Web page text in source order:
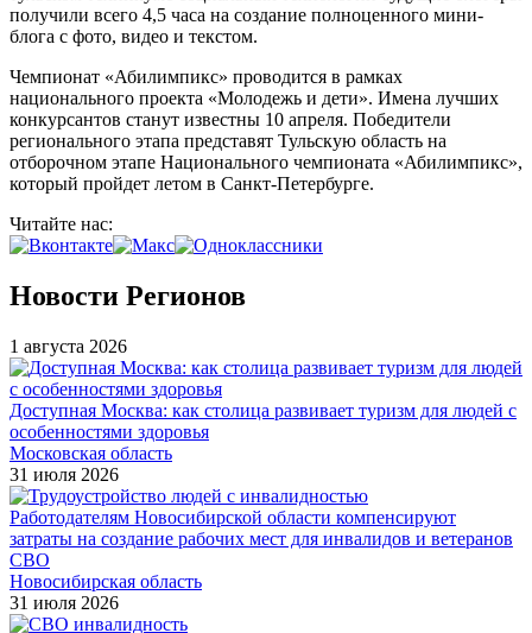
получили всего 4,5 часа на создание полноценного мини-
блога с фото, видео и текстом.
Чемпионат «Абилимпикс» проводится в рамках
национального проекта «Молодежь и дети». Имена лучших
конкурсантов станут известны 10 апреля. Победители
регионального этапа представят Тульскую область на
отборочном этапе Национального чемпионата «Абилимпикс»,
который пройдет летом в Санкт-Петербурге.
Читайте нас:
Новости Регионов
1 августа 2026
Доступная Москва: как столица развивает туризм для людей с
особенностями здоровья
Московская область
31 июля 2026
Работодателям Новосибирской области компенсируют
затраты на создание рабочих мест для инвалидов и ветеранов
СВО
Новосибирская область
31 июля 2026